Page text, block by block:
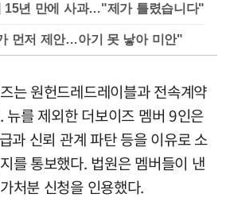
15년 만에 사과…"제가 틀렸습니다"
먼저 제안…아기 못 낳아 미안"
는 원헌드레드레이블과 전속계약
뉴를 제외한 더보이즈 멤버 9인은
과 신뢰 관계 파탄 등을 이유로 소
를 통보했다. 법원은 멤버들이 낸
처분 신청을 인용했다.